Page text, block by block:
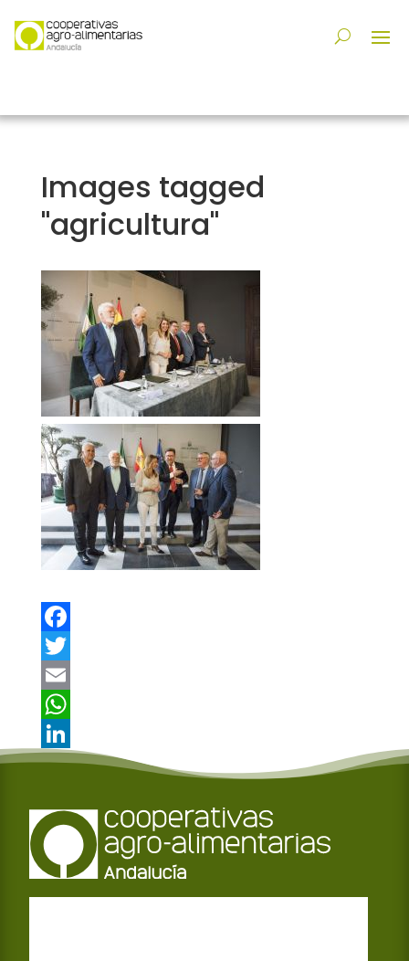
Images tagged
"agricultura"
Facebook
Twitter
Email
WhatsApp
LinkedIn